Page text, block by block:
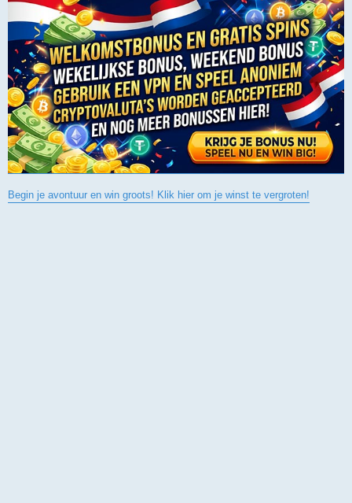
Begin je avontuur en win groots! Klik hier om je winst te vergroten!